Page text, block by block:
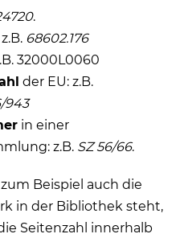
.
z.B. 68602.176
32000L0060
der EU: z.B.
943
in einer
z.B. SZ 56/66.
Beispiel auch die
in der Bibliothek steht,
Seitenzahl innerhalb